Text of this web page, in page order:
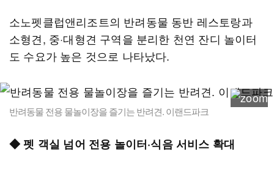
소노펫클럽앤리조트의 반려동물 동반 레스토랑과
소형견, 중·대형견 구역을 분리한 천연 잔디 놀이터
도 수요가 높은 것으로 나타났다.
반려동물 전용 물놀이장을 즐기는 반려견. 이랜드파크
◆ 펫 객실 넘어 전용 놀이터·식음 서비스 확대